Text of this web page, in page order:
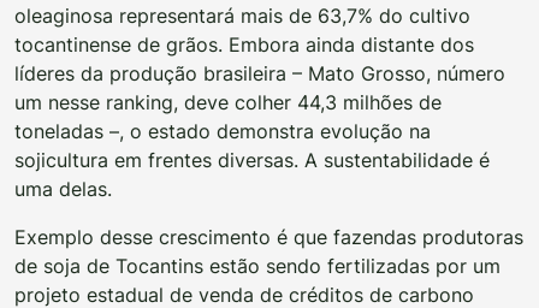
oleaginosa representará mais de 63,7% do cultivo
tocantinense de grãos. Embora ainda distante dos
líderes da produção brasileira – Mato Grosso, número
um nesse ranking, deve colher 44,3 milhões de
toneladas –, o estado demonstra evolução na
sojicultura em frentes diversas. A sustentabilidade é
uma delas.
Exemplo desse crescimento é que fazendas produtoras
de soja de Tocantins estão sendo fertilizadas por um
projeto estadual de venda de créditos de carbono